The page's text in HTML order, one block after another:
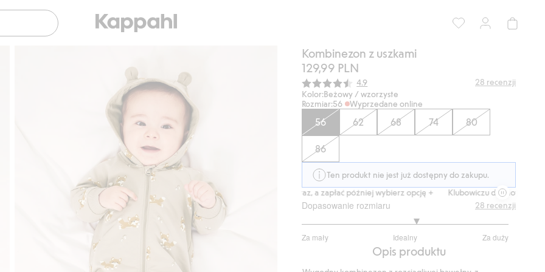
Kombinezon z uszkami
129,99 PLN
Średnia ocena:
4.9 28 recenzji
Kolor:Beżowy / wzorzyste
Rozmiar:56 Wyprzedane online
56 62 68 74 80
86
Ten produkt nie jest już dostępny do zakupu.
Klubowiczu darmowa dostawa od 150 zł
Kup teraz, a zapłać później wybierz opcję + Klubowiczu darmowa dostawa
Dopasowanie rozmiaru
Za mały Idealny Za duży
na
28 recenzji
Opis produktu